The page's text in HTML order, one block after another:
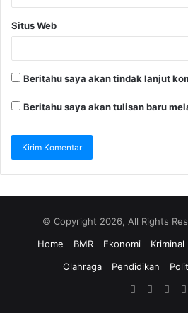
Situs Web
Beritahu saya akan tindak lanjut
Beritahu saya akan tulisan baru
© Copyright 2026, All Rights
Home
BMR Ekonomi Kriminal
Olahraga
Pendidikan